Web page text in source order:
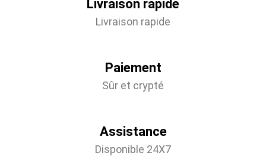
Livraison rapide
Livraison rapide
Paiement
Sûr et crypté
Assistance
Disponible 24X7